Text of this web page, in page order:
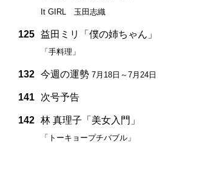
It GIRL 玉田志織
125 益田ミリ「僕の姉ちゃん」
「手料理」
132 今週の運勢 7月18日～7月24日
141 次号予告
142 林 真理子「美女入門」
「トーキョープチバブル」